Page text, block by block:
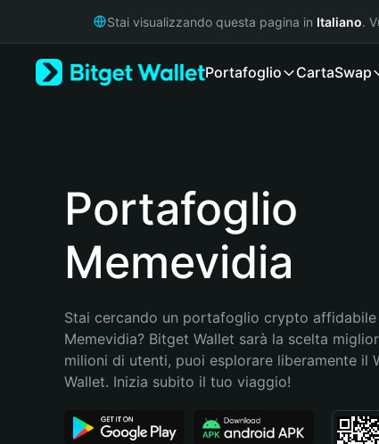
Русский
Português (Portugal)
Bahasa Indonesia
Português (Brasil)
Stai visualizzando questa pagina in Italiano.
Portafoglio CartaSwap
Portafoglio
Memevidia
Stai cercando un portafoglio crypto
Memevidia? Bitget Wallet sarà la scelta
milioni di utenti, puoi esplorare liberamente il
Wallet. Inizia subito il tuo viaggio!